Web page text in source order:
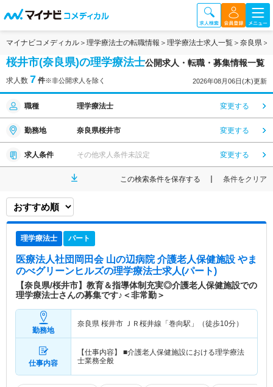
マイナビコメディカル 理学療法士の転職情報 理学療法士求人一覧 奈良県
桜井市(奈良県)の理学療法士公開求人・転職・募集情報一覧
求人数 7 件※非公開求人を除く 2026年08月06日(木)更新
職種 理学療法士 変更する
勤務地 奈良県桜井市 変更する
求人条件 その他求人条件未設定 変更する
この検索条件を保存する 条件をクリア
理学療法士 パート
医療法人社団岡田会 山の辺病院 介護老人保健施設 やま
のべグリーンヒルズの理学療法士求人(パート)
【奈良県/桜井市】教育＆指導体制充実◎介護老人保健施設での
理学療法士さんの募集です♪＜非常勤＞
勤務地
奈良県 桜井市 ＪＲ桜井線「巻向駅」（徒歩10分）
仕事内容
【仕事内容】 ■介護老人保健施設における理学療法
士業務全般